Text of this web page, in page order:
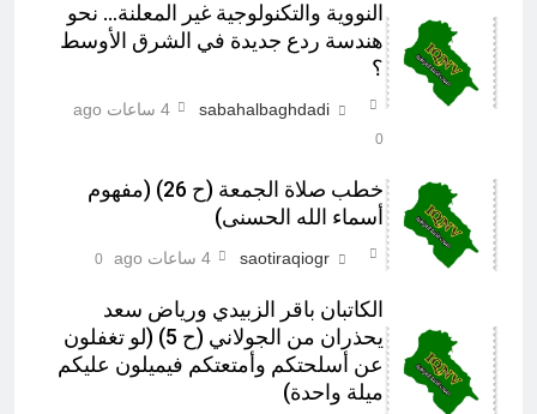
النووية والتكنولوجية غير المعلنة… نحو
هندسة ردع جديدة في الشرق الأوسط
؟
sabahalbaghdadi 4 ساعات ago
0
خطب صلاة الجمعة (ح 26) (مفهوم
أسماء الله الحسنى)
saotiraqiogr 4 ساعات ago 0
الكاتبان باقر الزبيدي ورياض سعد
يحذران من الجولاني (ح 5) (لو تغفلون
عن أسلحتكم وأمتعتكم فيميلون عليكم
ميلة واحدة)